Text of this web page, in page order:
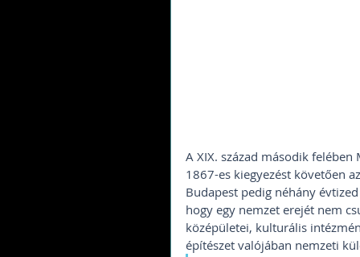
A XIX. század második
1867-es kiegyezést követően
Budapest pedig néhány
hogy egy nemzet erejét nem
középületei, kulturális
építészet valójában nemzeti